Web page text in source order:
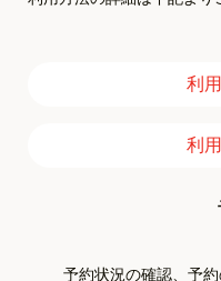
利
利